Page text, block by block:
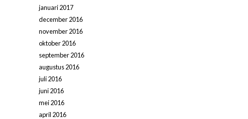
januari 2017
december 2016
november 2016
oktober 2016
september 2016
augustus 2016
juli 2016
juni 2016
mei 2016
april 2016